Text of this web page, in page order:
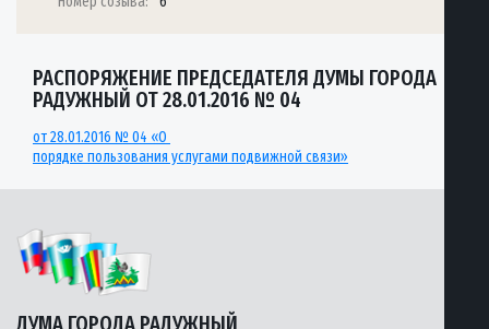
РАСПОРЯЖЕНИЕ ПРЕДСЕДАТЕЛЯ ДУМЫ ГОРОДА
РАДУЖНЫЙ ОТ 28.01.2016 № 04
от 28.01.2016 № 04 «О
порядке пользования услугами подвижной связи»
ДУМА ГОРОДА РАДУЖНЫЙ